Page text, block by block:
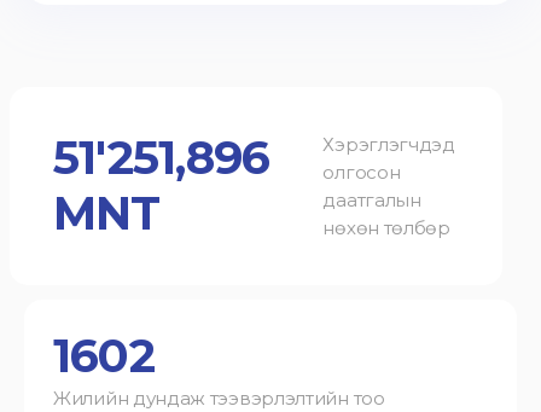
51'251,896
MNT
Хэрэглэгчдэд
олгосон
даатгалын
нөхөн төлбөр
1602
Жилийн дундаж тээвэрлэлтийн тоо